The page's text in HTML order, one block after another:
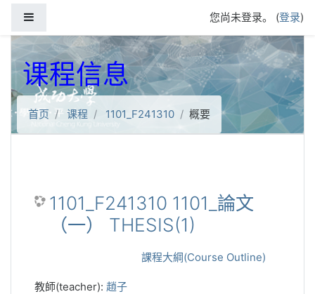
您尚未登录。 (登录)
课程信息
首页 课程 1101_F241310 概要
1101_F241310 1101_論文
（一） THESIS(1)
課程大綱(Course Outline)
教師(teacher): 趙子